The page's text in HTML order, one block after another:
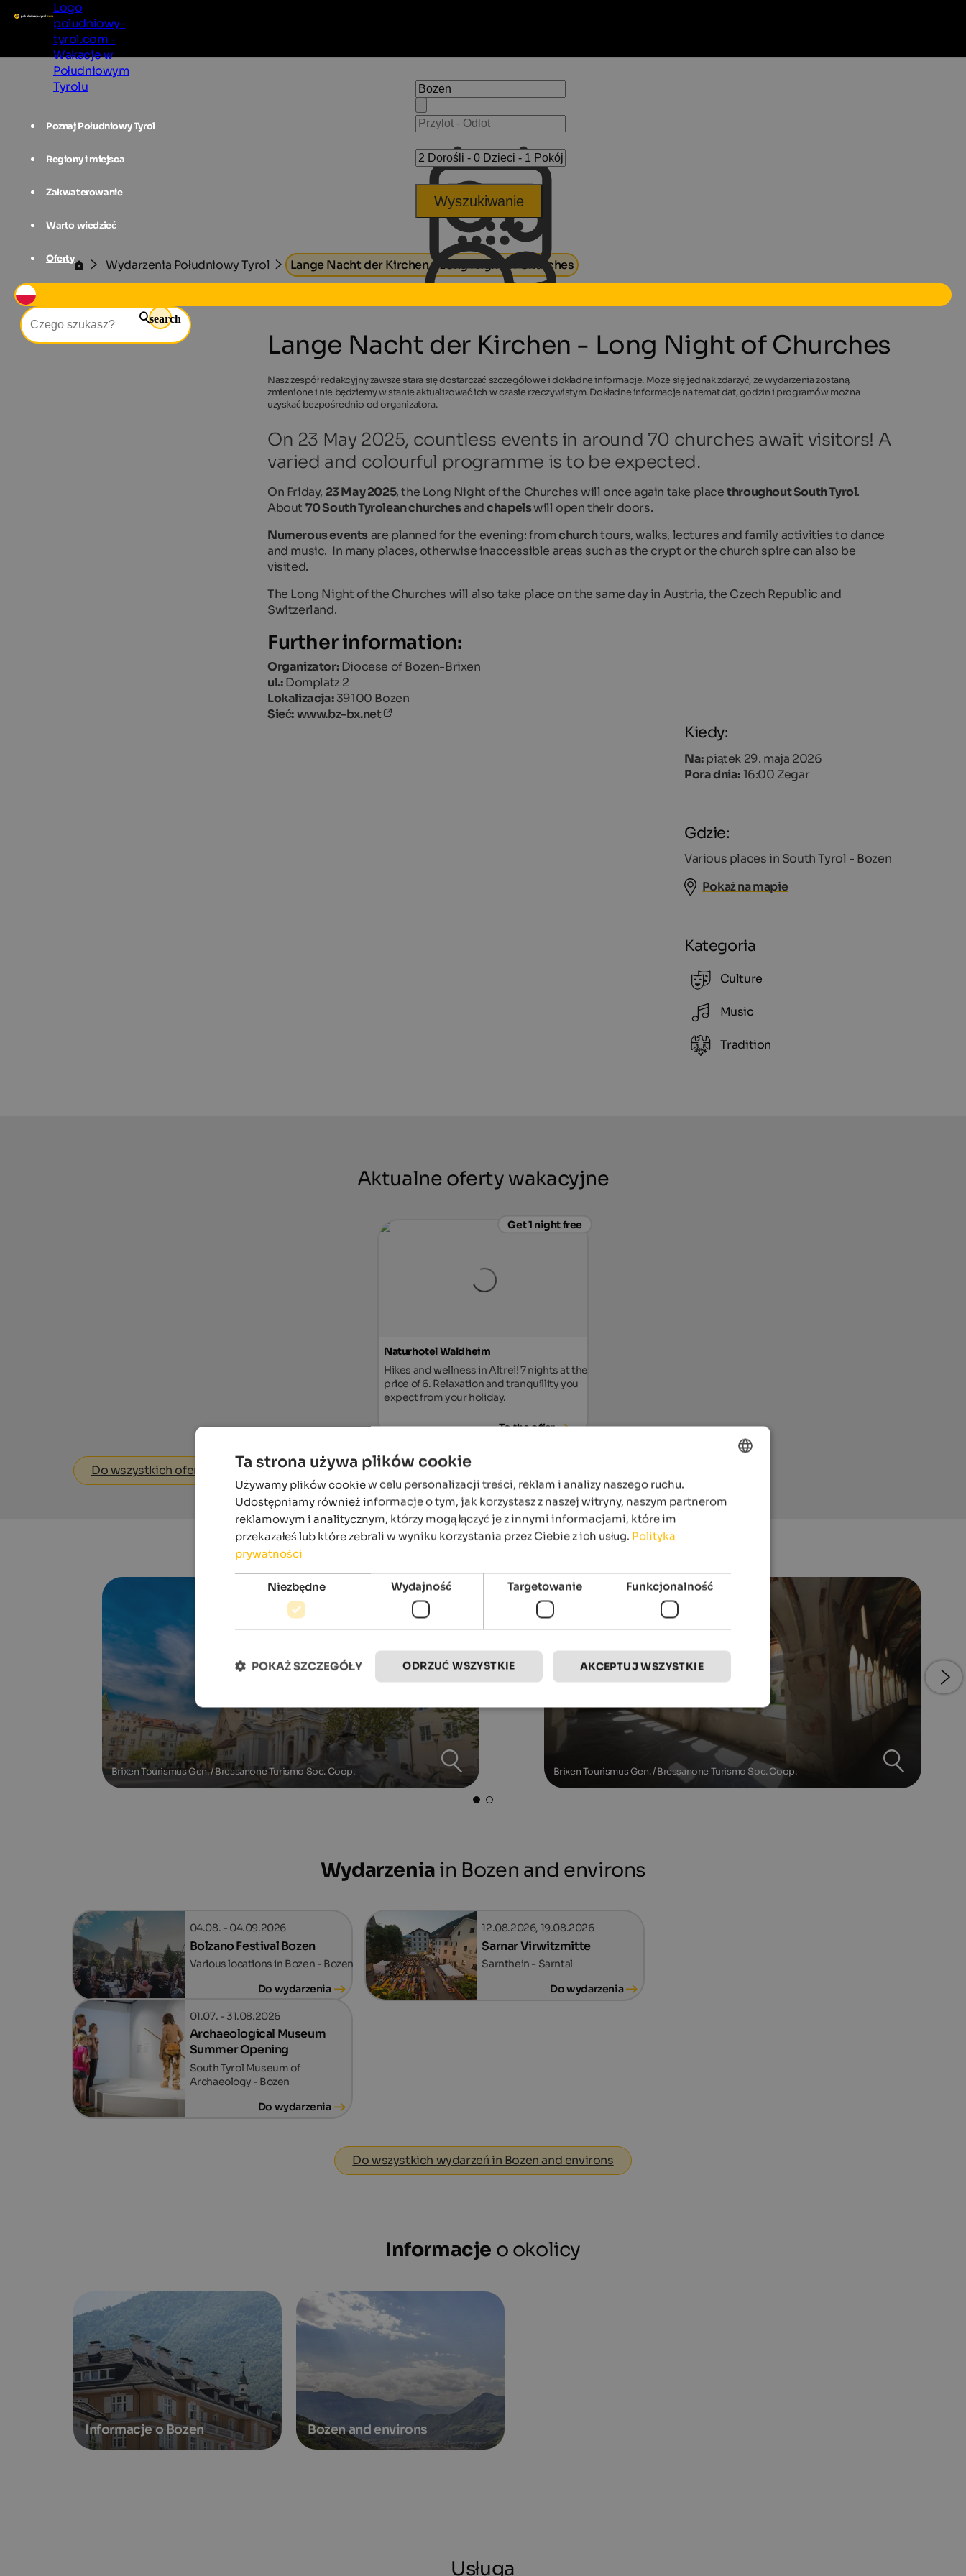
Logo
poludniowy-
tyrol.com -
Wakacje w
Południowym
Tyrolu
Poznaj Południowy Tyrol
Regiony i miejsca
Zakwaterowanie
Warto wiedzieć
Oferty
search
Wyszukiwanie
Wydarzenia Południowy Tyrol Lange Nacht der Kirchen - Long Night of Churches
Lange Nacht der Kirchen - Long Night of Churches
Nasz zespół redakcyjny zawsze stara się dostarczać szczegółowe i dokładne informacje. Może się jednak zdarzyć, że wydarzenia zostaną
zmienione i nie będziemy w stanie aktualizować ich w czasie rzeczywistym. Dokładne informacje na temat dat, godzin i programów można
uzyskać bezpośrednio od organizatora.
On 23 May 2025, countless events in around 70 churches await visitors! A
varied and colourful programme is to be expected.
On Friday, 23 May 2025, the Long Night of the Churches will once again take placethroughout South Tyrol.
About 70 South Tyrolean churchesandchapelswill open their doors.
Numerous eventsare planned for the evening: fromchurchtours, walks, lectures and family activities to dance
and music. In many places, otherwise inaccessible areas such as the crypt or the church spire can also be
visited.
The Long Night of the Churches will also take place on the same day in Austria, the Czech Republic and
Switzerland.
Further information:
Organizator:Diocese of Bozen-Brixen
ul.:Domplatz 2
Lokalizacja:39100 Bozen
Sieć:www.bz-bx.net
Kiedy:
Na:piątek 29. maja 2026
Pora dnia: 16:00 Zegar
Gdzie:
Various places in South Tyrol - Bozen
Pokaż na mapie
Kategoria
Culture
Music
Tradition
Aktualne oferty wakacyjne
Get 1 night free
Naturhotel Waldheim
Hikes and wellness in Altrei! 7 nights at the
price of 6. Relaxation and tranquillity you
expect from your holiday.
To the offer
Do wszystkich ofert
Brixen Tourismus Gen. / Bressanone Turismo Soc. Coop. Brixen Tourismus Gen. / Bressanone Turismo Soc. Coop.
Wydarzenia in Bozen and environs
04.08. - 04.09.2026
Bolzano Festival Bozen
Various locations in Bozen - Bozen
Do wydarzenia
12.08.2026, 19.08.2026
Sarnar Virwitzmitte
Sarnthein - Sarntal
Do wydarzenia
01.07. - 31.08.2026
Archaeological Museum
Summer Opening
South Tyrol Museum of
Archaeology - Bozen
Do wydarzenia
Do wszystkich wydarzeń in Bozen and environs
Informacje o okolicy
Informacje o Bozen Bozen and environs
Usługa
POLISH
Ta strona używa plików cookie
Używamy plików cookie w celu personalizacji treści, reklam i analizy naszego ruchu.
Udostępniamy również informacje o tym, jak korzystasz z naszej witryny, naszym partnerom
reklamowym i analitycznym, którzy mogą łączyć je z innymi informacjami, które im
przekazałeś lub które zebrali w wyniku korzystania przez Ciebie z ich usług. Polityka
prywatności
Niezbędne Wydajność Targetowanie Funkcjonalność
AKCEPTUJ WSZYSTKIE
ODRZUĆ WSZYSTKIE
POKAŻ SZCZEGÓŁY